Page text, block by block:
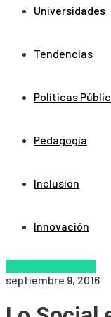
Universidades
Tendencias
Políticas
Pedagogía
Inclusión
Innovación
septiembre 9, 2016